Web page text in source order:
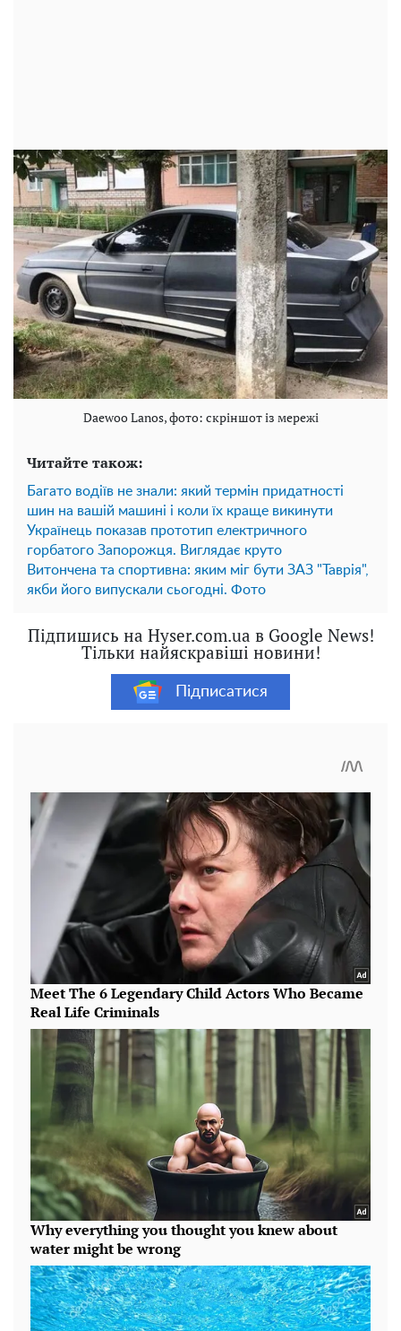
Daewoo Lanos, фото: скріншот із мережі
Читайте також:
Багато водіїв не знали: який термін придатності
шин на вашій машині і коли їх краще викинути
Українець показав прототип електричного
горбатого Запорожця. Виглядає круто
Витончена та спортивна: яким міг бути ЗАЗ "Таврія",
якби його випускали сьогодні. Фото
Підпишись на Hyser.com.ua в Google News!
Тільки найяскравіші новини!
Підписатися